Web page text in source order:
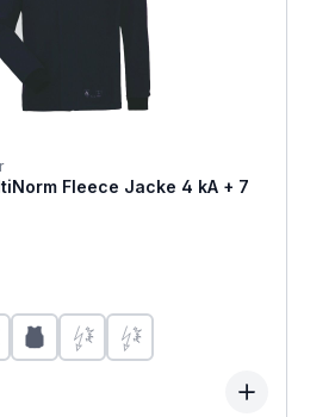
Fleece Jacke 4 kA + 7